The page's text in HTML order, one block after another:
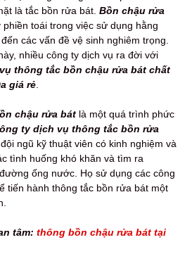
là tắc bồn rửa bát. Bồn chậu rửa
phiền toái trong việc sử dụng hằng
các vấn đề vệ sinh nghiêm trọng.
nhiều công ty dịch vụ ra đời với
thông tắc bồn chậu rửa bát chất
giá rẻ
chậu rửa bát là một quá trình phức
ty dịch vụ thông tắc bồn rửa
ngũ kỹ thuật viên có kinh nghiệm và
tình huống khó khăn và tìm ra
ống nước. Họ sử dụng các công
tiến hành thông tắc bồn rửa bát một
tâm: thông bồn chậu rửa bát tại